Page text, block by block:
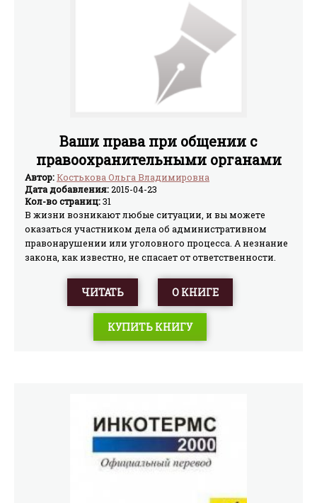
Ваши права при общении с
правоохранительными органами
Автор:Костькова Ольга Владимировна
Дата добавления:2015-04-23
Кол-во страниц:31
В жизни возникают любые ситуации, и вы можете
оказаться участником дела об административном
правонарушении или уголовного процесса. А незнание
закона, как известно, не спасает от ответственности.
правах и обязанностях и знать, как вести себя, чтобы по
крайней мере не ухудшить свое положение. В книге
подробно и на высоком профессиональном уровне
рассмотрены самые разнообразные аспекты общения
граждан с правоохранительными органами. Что такое
ЧИТАТЬ О КНИГЕ
КУПИТЬ КНИГУ